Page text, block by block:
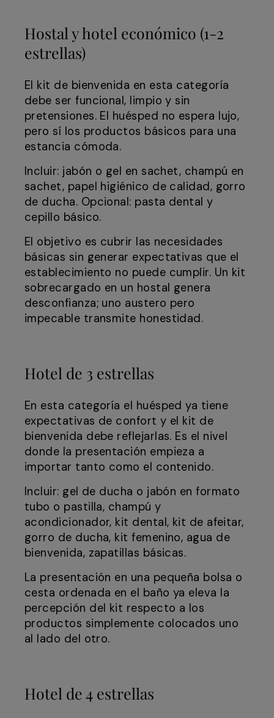
Hostal y hotel económico (1-2
estrellas)
El kit de bienvenida en esta categoría
debe ser funcional, limpio y sin
pretensiones. El huésped no espera lujo,
pero sí los productos básicos para una
estancia cómoda.
Incluir: jabón o gel en sachet, champú en
sachet, papel higiénico de calidad, gorro
de ducha. Opcional: pasta dental y
cepillo básico.
El objetivo es cubrir las necesidades
básicas sin generar expectativas que el
establecimiento no puede cumplir. Un kit
sobrecargado en un hostal genera
desconfianza; uno austero pero
impecable transmite honestidad.
Hotel de 3 estrellas
En esta categoría el huésped ya tiene
expectativas de confort y el kit de
bienvenida debe reflejarlas. Es el nivel
donde la presentación empieza a
importar tanto como el contenido.
Incluir: gel de ducha o jabón en formato
tubo o pastilla, champú y
acondicionador, kit dental, kit de afeitar,
gorro de ducha, kit femenino, agua de
bienvenida, zapatillas básicas.
La presentación en una pequeña bolsa o
cesta ordenada en el baño ya eleva la
percepción del kit respecto a los
productos simplemente colocados uno
al lado del otro.
Hotel de 4 estrellas